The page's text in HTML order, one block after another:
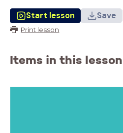
Start lesson Save
Print lesson
Items in this lesson